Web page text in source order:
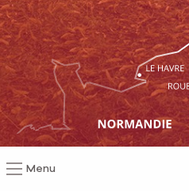
Menu
Mentions légales